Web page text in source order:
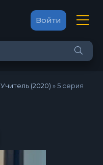
Войти
Учитель (2020) »5 серия